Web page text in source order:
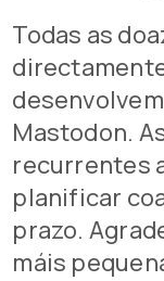
Todas as
Mastodon.
recurrentes
planificar
prazo.
máis